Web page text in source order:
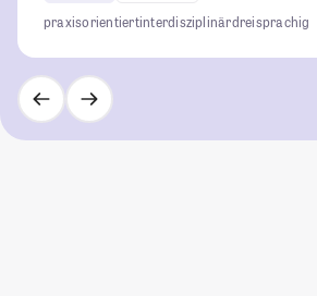
praxisorientiertinterdisziplinärdreisprachig